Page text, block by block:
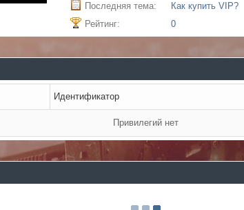
Последняя тема:
Как купить VIP?
Рейтинг:
0
Идентификатор
Привилегий нет